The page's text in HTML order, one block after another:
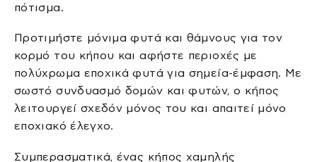
πότισμα.
Προτιμήστε μόνιμα φυτά και θάμνους για τον
κορμό του κήπου και αφήστε περιοχές με
πολύχρωμα εποχικά φυτά για σημεία-έμφαση. Με
σωστό συνδυασμό δομών και φυτών, ο κήπος
λειτουργεί σχεδόν μόνος του και απαιτεί μόνο
εποχιακό έλεγχο.
Συμπερασματικά, ένας κήπος χαμηλής